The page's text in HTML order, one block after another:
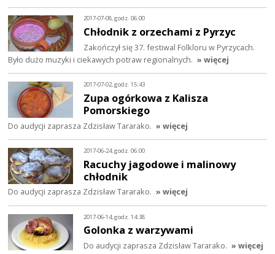
2017-07-08, godz. 06:00
Chłodnik z orzechami z Pyrzyc
Zakończył się 37. festiwal Folkloru w Pyrzycach.
Było dużo muzyki i ciekawych potraw regionalnych. » więcej
2017-07-02, godz. 15:43
Zupa ogórkowa z Kalisza
Pomorskiego
Do audycji zaprasza Zdzisław Tararako. » więcej
2017-06-24, godz. 06:00
Racuchy jagodowe i malinowy
chłodnik
Do audycji zaprasza Zdzisław Tararako. » więcej
2017-06-14, godz. 14:38
Golonka z warzywami
Do audycji zaprasza Zdzisław Tararako. » więcej